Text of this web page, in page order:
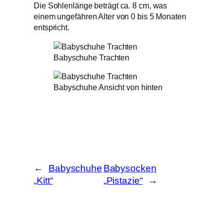
Die Sohlenlänge beträgt ca. 8 cm, was
einem ungefähren Alter von 0 bis 5 Monaten
entspricht.
Babyschuhe Trachten
Babyschuhe Ansicht von hinten
←
Babyschuhe
„Kitt“
Babysocken
„Pistazie“
→